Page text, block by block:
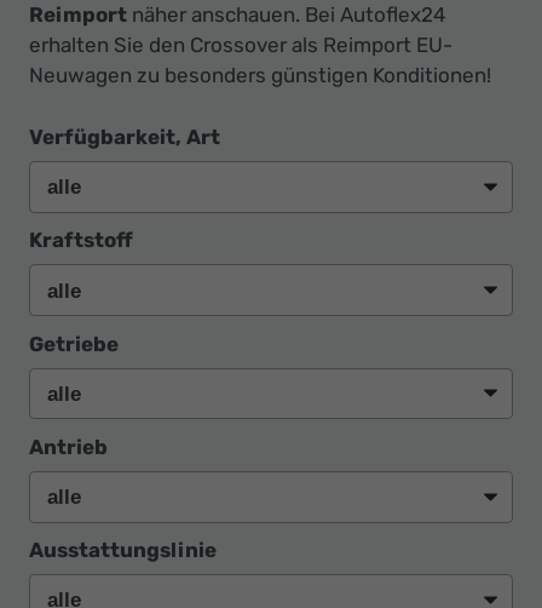
Reimport näher anschauen. Bei Autoflex24
erhalten Sie den Crossover als Reimport EU-
Neuwagen zu besonders günstigen Konditionen!
Verfügbarkeit, Art
Kraftstoff
Getriebe
Antrieb
Ausstattungslinie